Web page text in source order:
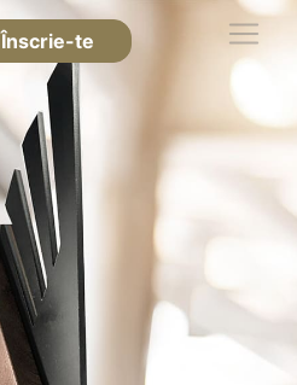
Înscrie-te